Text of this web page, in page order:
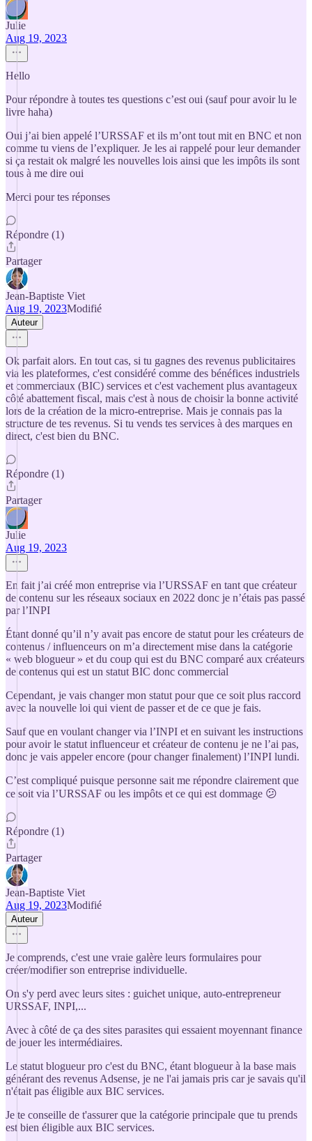
Julie
Aug 19, 2023
Hello
Pour répondre à toutes tes questions c’est oui (sauf pour avoir lu le
livre haha)
Oui j’ai bien appelé l’URSSAF et ils m’ont tout mit en BNC et non
comme tu viens de l’expliquer. Je les ai rappelé pour leur demander
si ça restait ok malgré les nouvelles lois ainsi que les impôts ils sont
tous à me dire oui
Merci pour tes réponses
Répondre (1)
Partager
Jean-Baptiste Viet
Aug 19, 2023Modifié
Auteur
Ok parfait alors. En tout cas, si tu gagnes des revenus publicitaires
via les plateformes, c'est considéré comme des bénéfices industriels
et commerciaux (BIC) services et c'est vachement plus avantageux
côté abattement fiscal, mais c'est à nous de choisir la bonne activité
lors de la création de la micro-entreprise. Mais je connais pas la
structure de tes revenus. Si tu vends tes services à des marques en
direct, c'est bien du BNC.
Répondre (1)
Partager
Julie
Aug 19, 2023
En fait j’ai créé mon entreprise via l’URSSAF en tant que créateur
de contenu sur les réseaux sociaux en 2022 donc je n’étais pas passé
par l’INPI
Étant donné qu’il n’y avait pas encore de statut pour les créateurs de
contenus / influenceurs on m’a directement mise dans la catégorie
« web blogueur » et du coup qui est du BNC comparé aux créateurs
de contenus qui est un statut BIC donc commercial
Cependant, je vais changer mon statut pour que ce soit plus raccord
avec la nouvelle loi qui vient de passer et de ce que je fais.
Sauf que en voulant changer via l’INPI et en suivant les instructions
pour avoir le statut influenceur et créateur de contenu je ne l’ai pas,
donc je vais appeler encore (pour changer finalement) l’INPI lundi.
C’est compliqué puisque personne sait me répondre clairement que
ce soit via l’URSSAF ou les impôts et ce qui est dommage 😕
Répondre (1)
Partager
Jean-Baptiste Viet
Aug 19, 2023Modifié
Auteur
Je comprends, c'est une vraie galère leurs formulaires pour
créer/modifier son entreprise individuelle.
On s'y perd avec leurs sites : guichet unique, auto-entrepreneur
URSSAF, INPI,...
Avec à côté de ça des sites parasites qui essaient moyennant finance
de jouer les intermédiaires.
Le statut blogueur pro c'est du BNC, étant blogueur à la base mais
générant des revenus Adsense, je ne l'ai jamais pris car je savais qu'il
n'était pas éligible aux BIC services.
Je te conseille de t'assurer que la catégorie principale que tu prends
est bien éligible aux BIC services.